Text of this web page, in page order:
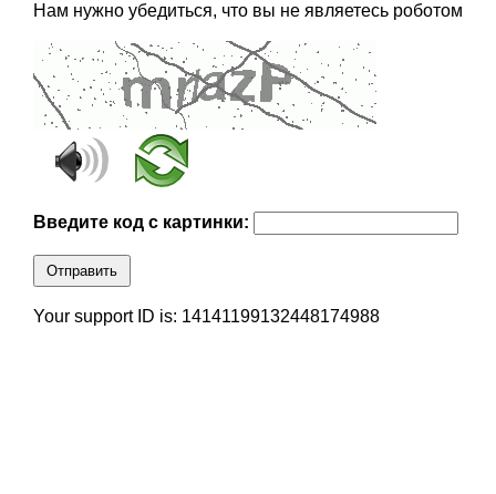
Нам нужно убедиться, что вы не являетесь роботом
Введите код с картинки:
Отправить
Your support ID is: 14141199132448174988